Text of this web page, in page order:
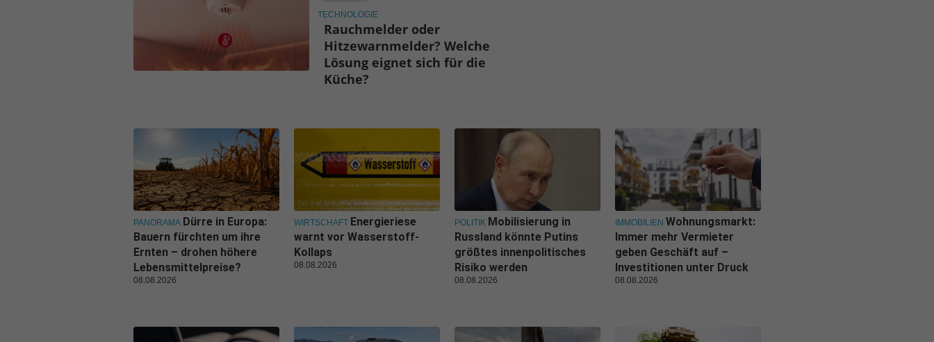
TECHNOLOGIE
Rauchmelder oder
Hitzewarnmelder? Welche
Lösung eignet sich für die
Küche?
PANORAMA Dürre in Europa:
Bauern fürchten um ihre
Ernten – drohen höhere
Lebensmittelpreise?
08.08.2026
WIRTSCHAFT Energieriese
warnt vor Wasserstoff-
Kollaps
08.08.2026
POLITIK Mobilisierung in
Russland könnte Putins
größtes innenpolitisches
Risiko werden
08.08.2026
IMMOBILIEN Wohnungsmarkt:
Immer mehr Vermieter
geben Geschäft auf –
Investitionen unter Druck
08.08.2026